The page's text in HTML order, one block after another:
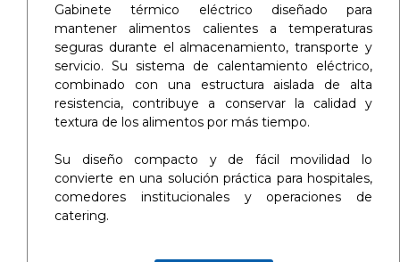
Gabinete térmico eléctrico diseñado para
mantener alimentos calientes a temperaturas
seguras durante el almacenamiento, transporte y
servicio. Su sistema de calentamiento eléctrico,
combinado con una estructura aislada de alta
resistencia, contribuye a conservar la calidad y
textura de los alimentos por más tiempo.
Su diseño compacto y de fácil movilidad lo
convierte en una solución práctica para hospitales,
comedores institucionales y operaciones de
catering.